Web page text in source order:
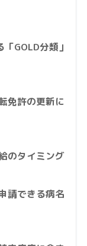
GOLD分類」
免許の更新に
のタイミング
請できる病名